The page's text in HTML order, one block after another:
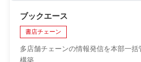
ブックエース
書店チェーン
多店舗チェーンの情報発信を本部一
構築